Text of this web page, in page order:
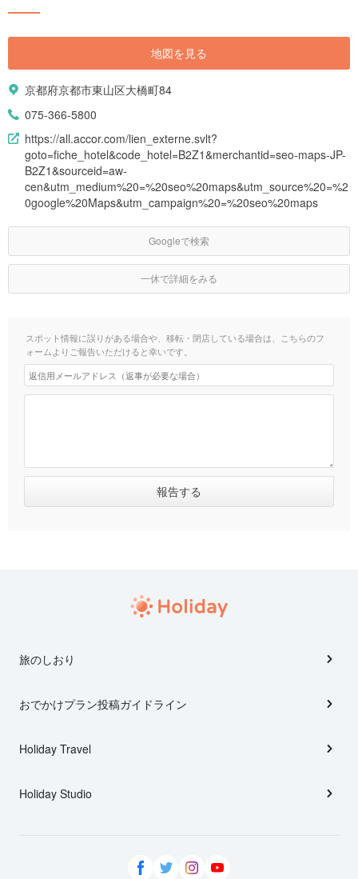
地図を見る
京都府京都市東山区大橋町84
075-366-5800
https://all.accor.com/lien_externe.svlt?
goto=fiche_hotel&code_hotel=B2Z1&merchantid=seo-maps-JP-
B2Z1&sourceid=aw-
cen&utm_medium%20=%20seo%20maps&utm_source%20=%2
0google%20Maps&utm_campaign%20=%20seo%20maps
Googleで検索
一休で詳細をみる
スポット情報に誤りがある場合や、移転・閉店している場合は、こちらのフ
ォームよりご報告いただけると幸いです。
旅のしおり
おでかけプラン投稿ガイドライン
Holiday Travel
Holiday Studio